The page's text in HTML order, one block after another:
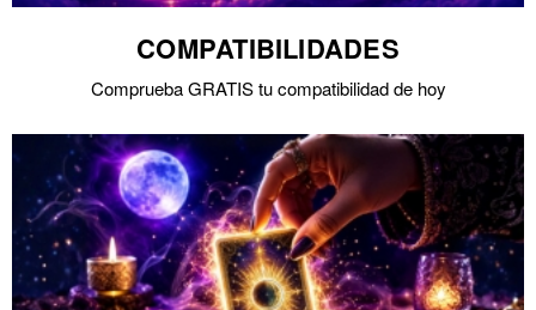
COMPATIBILIDADES
Comprueba GRATIS tu compatibilidad de hoy